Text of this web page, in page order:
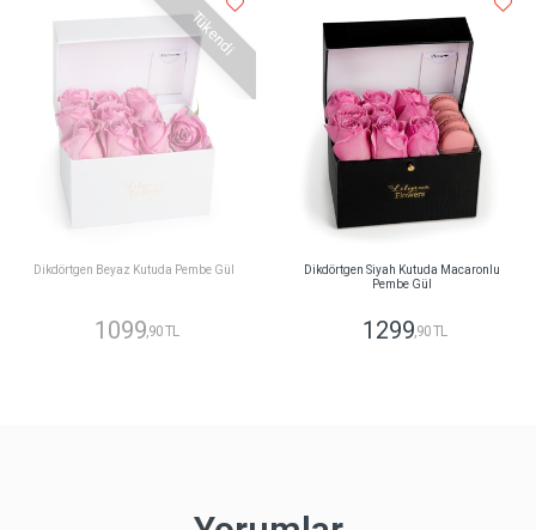
Tükendi
Dikdörtgen Beyaz Kutuda Pembe Gül
1099,90 TL
Dikdörtgen Siyah Kutuda Macaronlu
Pembe Gül
1299,90 TL